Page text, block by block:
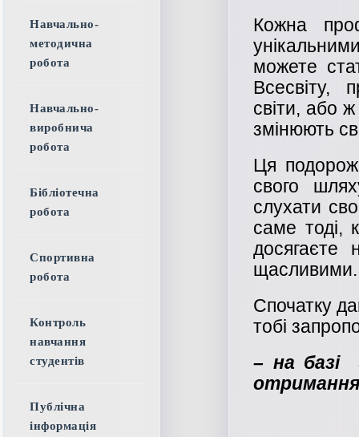
Кожна
можете
Всесвіту,
світи, або
змінюють
Ця
свого
слухати
саме тоді,
досягаєте
щасливими.
Спочатку д
тобі
– на базі
Навчально-
методична
робота
Навчально-
виробнича
робота
Бібліотечна
робота
Спортивна
робота
Контроль
навчання
студентів
Публічна
інформація